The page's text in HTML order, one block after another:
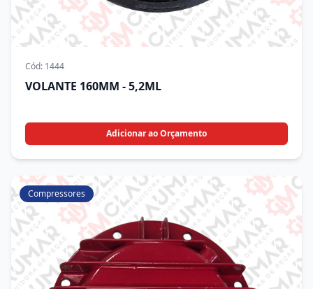
Cód: 1444
VOLANTE 160MM - 5,2ML
Adicionar ao Orçamento
Compressores